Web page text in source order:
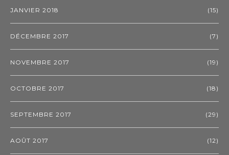
JANVIER 2018 (15)
DÉCEMBRE 2017 (7)
NOVEMBRE 2017 (19)
OCTOBRE 2017 (18)
SEPTEMBRE 2017 (29)
AOÛT 2017 (12)